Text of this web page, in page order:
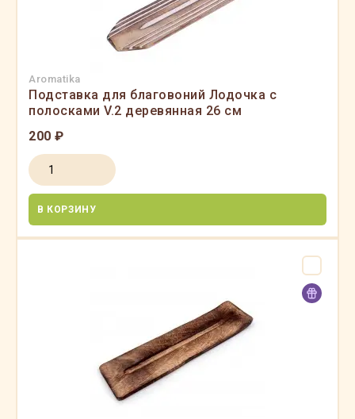
Aromatika
Подставка для благовоний Лодочка с
полосками V.2 деревянная 26 см
200 ₽
В КОРЗИНУ